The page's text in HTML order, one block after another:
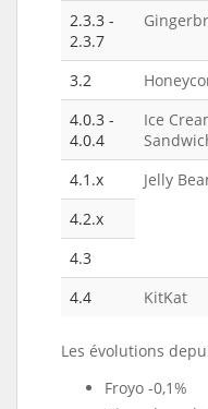
2.3.3 -
2.3.7
3.2
4.0.3 -
4.0.4
Ice
4.1.x Jelly
4.2.x
4.3
4.4
KitKat
Les évolutions
Froyo -0,1%